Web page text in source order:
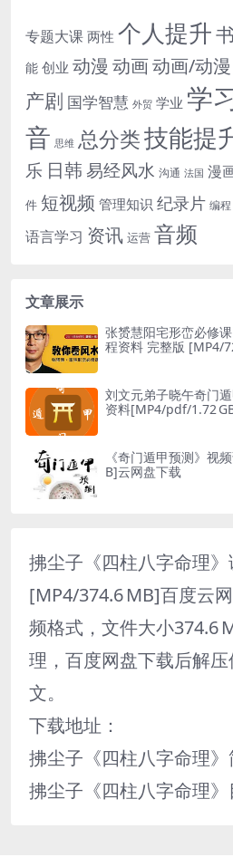
专题大课 两性 个人提升
能 创业 动漫 动画动画/动漫
产剧 国学智慧 外贸 学业 学
音 思维 总分类技能提
乐 日韩易经风水 沟通 法国 漫
件 短视频 管理知识 纪录片 编程
语言学习 资讯 运营 音频
文章展示
张赟慧阳宅形峦必修
程资料 完整版 [MP4/
刘文元弟子晓午奇门
资料[MP4/pdf/1.72
《奇门遁甲预测》视
B]云网盘下载
拂尘子《四柱八字命理
[MP4/374.6 MB]百度云
频格式，文件大小374.6
理，百度网盘下载后解
文。
下载地址：
拂尘子《四柱八字命理》
拂尘子《四柱八字命理》